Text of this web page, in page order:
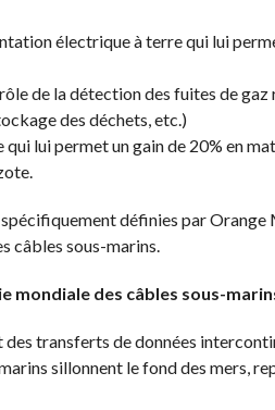
électrique à terre qui lui
de la détection des fuites de
des déchets, etc.)
lui permet un gain de 20% en
définies par Orange
câbles sous-marins.
mondiale des câbles sous-
transferts de données
sillonnent le fond des mers,